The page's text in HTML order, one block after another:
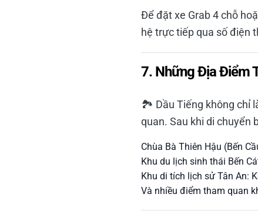
Để đặt xe Grab 4 chỗ
hệ trực tiếp qua số điện
7. Những Địa Điểm
🏞️ Dầu Tiếng không chỉ
quan. Sau khi di chuyển
Chùa Bà Thiên Hậu (Bến
Khu du lịch sinh thái Bến
Khu di tích lịch sử Tân An:
Và nhiều điểm tham quan